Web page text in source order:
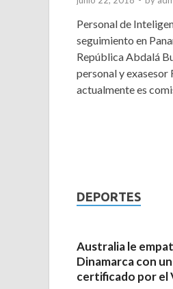
Personal de
seguimiento en
República Abdalá
personal y exasesor
actualmente es
DEPORTES
Australia le
Dinamarca con
certificado por el